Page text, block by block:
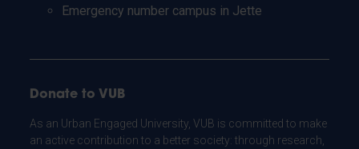
Emergency number campus in Jette
Donate to VUB
As an Urban Engaged University, VUB is committed to make
an active contribution to a better society: through research,